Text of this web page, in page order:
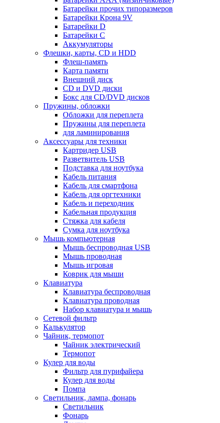
Батарейки прочих типоразмеров
Батарейки Крона 9V
Батарейки D
Батарейки С
Аккумуляторы
Флешки, карты, CD и HDD
Флеш-память
Карта памяти
Внешний диск
CD и DVD диски
Бокс для CD/DVD дисков
Пружины, обложки
Обложки для переплета
Пружины для переплета
для ламинирования
Аксессуары для техники
Картридер USB
Разветвитель USB
Подставка для ноутбука
Кабель питания
Кабель для смартфона
Кабель для оргтехники
Кабель и переходник
Кабельная продукция
Стяжка для кабеля
Сумка для ноутбука
Мышь компьютерная
Мышь беспроводная USB
Мышь проводная
Мышь игровая
Коврик для мыши
Клавиатура
Клавиатура беспроводная
Клавиатура проводная
Набор клавиатура и мышь
Сетевой фильтр
Калькулятор
Чайник, термопот
Чайник электрический
Термопот
Кулер для воды
Фильтр для пурифайера
Кулер для воды
Помпа
Светильник, лампа, фонарь
Светильник
Фонарь